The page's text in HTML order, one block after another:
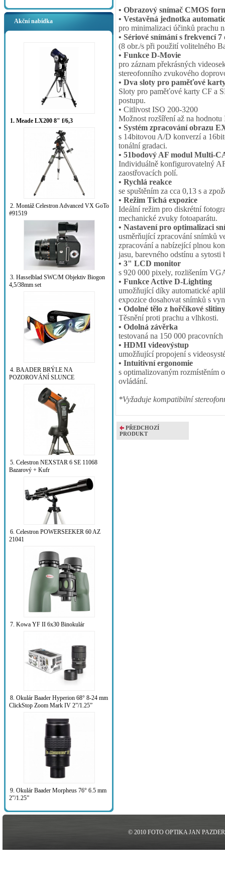
Akční nabídka
1. Meade LX200 8" f/6,3
2. Montáž Celestron Advanced VX GoTo
#91519
3. Hasselblad SWC/M Objektiv Biogon
4,5/38mm set
4. BAADER BRÝLE NA
POZOROVÁNÍ SLUNCE
5. Celestron NEXSTAR 6 SE 11068
Bazarový + Kufr
6. Celestron POWERSEEKER 60 AZ
21041
7. Kowa YF II 6x30 Binokulár
8. Okulár Baader Hyperion 68° 8-24 mm
ClickStop Zoom Mark IV 2”/1.25”
9. Okulár Baader Morpheus 76° 6.5 mm
2”/1.25”
• Obrazový snímač CMOS
• Vestavěná jednotka
pro minimalizaci účinků prachu
• Sériové snímání s frekvencí 7
(8 obr./s při použití volitelného
• Funkce D-Movie
pro záznam překrásných
stereofonního zvukového
• Dva sloty pro paměťové
Sloty pro paměťové karty CF a
postupu.
• Citlivost ISO 200-3200
Možnost rozšíření až na
• Systém zpracování obrazu
s 14bitovou A/D konverzí a
tonální gradaci.
• 51bodový AF modul Multi-
Individuálně konfigurovatelný
zaostřovacích polí.
• Rychlá reakce
se spuštěním za cca 0,13 s a
• Režim Tichá expozice
Ideální režim pro diskrétní
mechanické zvuky fotoaparátu.
• Nastavení pro optimalizaci
usměrňující zpracování snímků
zpracování a nabízející plnou
jasu, barevného odstínu a
• 3" LCD monitor
s 920 000 pixely, rozlišením
• Funkce Active D-Lighting
umožňující díky automatické
expozice dosahovat snímků s
• Odolné tělo z hořčíkové slitiny
Těsnění proti prachu a vlhkosti.
• Odolná závěrka
testovaná na 150 000
• HDMI videovýstup
umožňující propojení s
• Intuitivní ergonomie
s optimalizovaným rozmístěním
ovládání.
*Vyžaduje kompatibilní
PŘEDCHOZÍ
PRODUKT
© 2010 FOTO OPTIKA JAN